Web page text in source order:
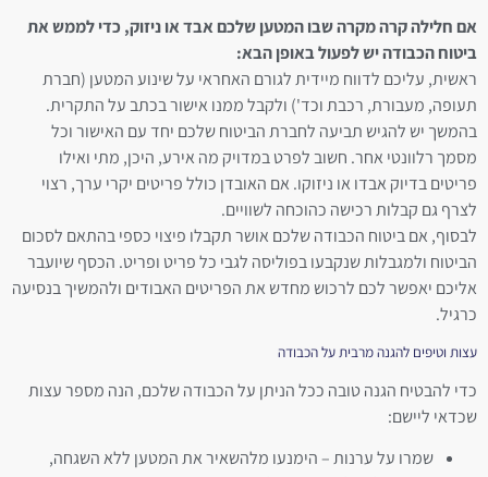
אם חלילה קרה מקרה שבו המטען שלכם אבד או ניזוק, כדי לממש את
ביטוח הכבודה יש לפעול באופן הבא:
ראשית, עליכם לדווח מיידית לגורם האחראי על שינוע המטען (חברת
תעופה, מעבורת, רכבת וכד') ולקבל ממנו אישור בכתב על התקרית.
בהמשך יש להגיש תביעה לחברת הביטוח שלכם יחד עם האישור וכל
מסמך רלוונטי אחר. חשוב לפרט במדויק מה אירע, היכן, מתי ואילו
פריטים בדיוק אבדו או ניזוקו. אם האובדן כולל פריטים יקרי ערך, רצוי
לצרף גם קבלות רכישה כהוכחה לשוויים.
לבסוף, אם ביטוח הכבודה שלכם אושר תקבלו פיצוי כספי בהתאם לסכום
הביטוח ולמגבלות שנקבעו בפוליסה לגבי כל פריט ופריט. הכסף שיועבר
אליכם יאפשר לכם לרכוש מחדש את הפריטים האבודים ולהמשיך בנסיעה
כרגיל.
עצות וטיפים להגנה מרבית על הכבודה
כדי להבטיח הגנה טובה ככל הניתן על הכבודה שלכם, הנה מספר עצות
שכדאי ליישם:
שמרו על ערנות – הימנעו מלהשאיר את המטען ללא השגחה,